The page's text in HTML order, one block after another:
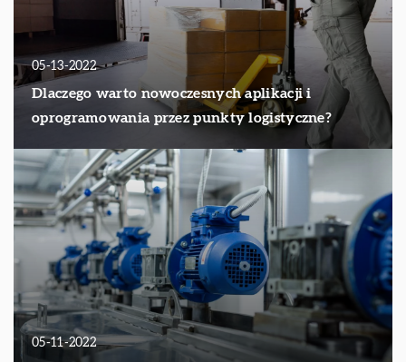
05-13-2022
Dlaczego warto nowoczesnych aplikacji i
oprogramowania przez punkty logistyczne?
05-11-2022